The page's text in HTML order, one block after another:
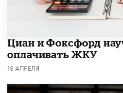
Циан и Фоксфорд
оплачивать ЖКУ
13 АПРЕЛЯ